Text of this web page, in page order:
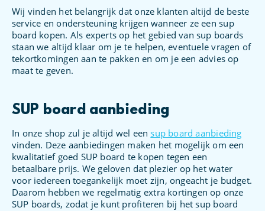
Wij vinden het belangrijk dat onze klanten altijd de beste
service en ondersteuning krijgen wanneer ze een sup
board kopen. Als experts op het gebied van sup boards
staan we altijd klaar om je te helpen, eventuele vragen of
tekortkomingen aan te pakken en om je een advies op
maat te geven.
SUP board aanbieding
In onze shop zul je altijd wel een sup board aanbieding
vinden. Deze aanbiedingen maken het mogelijk om een
kwalitatief goed SUP board te kopen tegen een
betaalbare prijs. We geloven dat plezier op het water
voor iedereen toegankelijk moet zijn, ongeacht je budget.
Daarom hebben we regelmatig extra kortingen op onze
SUP boards, zodat je kunt profiteren bij het sup board